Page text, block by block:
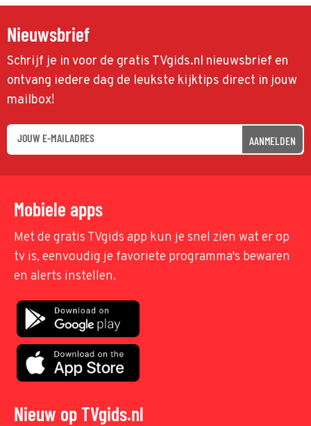
Nieuwsbrief
Schrijf je in voor de gratis TVgids.nl nieuwsbrief en
ontvang iedere dag de leukste kijktips direct in jouw
mailbox!
AANMELDEN
Mobiele apps
Met de gratis TVgids app kun je snel zien wat er op
tv is, eenvoudig je favoriete programma's bewaren
en alerts instellen.
Nieuw op TVgids.nl